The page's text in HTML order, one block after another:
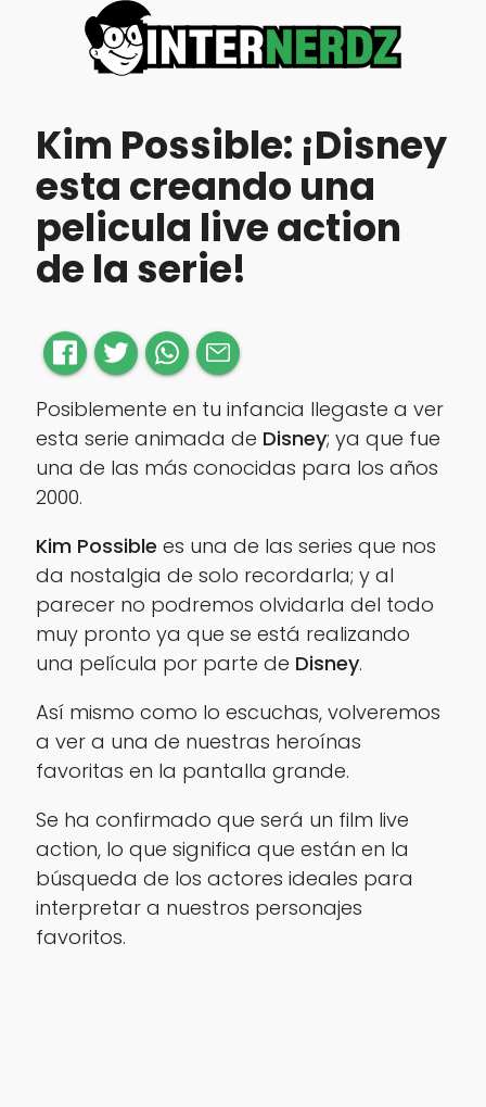
Kim Possible: ¡Disney
esta creando una
pelicula live action
de la serie!
Posiblemente en tu infancia llegaste a ver
esta serie animada de Disney; ya que fue
una de las más conocidas para los años
2000.
Kim Possible es una de las series que nos
da nostalgia de solo recordarla; y al
parecer no podremos olvidarla del todo
muy pronto ya que se está realizando
una película por parte de Disney.
Así mismo como lo escuchas, volveremos
a ver a una de nuestras heroínas
favoritas en la pantalla grande.
Se ha confirmado que será un film live
action, lo que significa que están en la
búsqueda de los actores ideales para
interpretar a nuestros personajes
favoritos.